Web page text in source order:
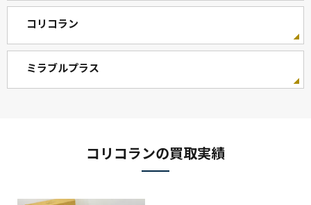
コリコラン
ミラブルプラス
コリコランの買取実績